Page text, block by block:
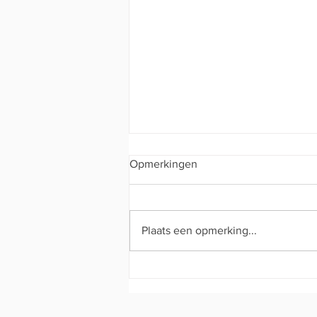
Opmerkingen
Plaats een opmerking...